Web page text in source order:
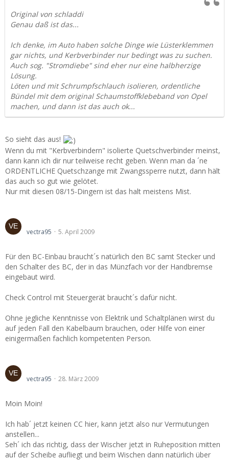
Original von schladdi
Genau daß ist das...
Ich denke, im Auto haben solche Dinge wie Lüsterklemmen
gar nichts, und Kerbverbinder nur bedingt was zu suchen.
Auch sog. "Stromdiebe" sind eher nur eine halbherzige
Lösung.
Löten und mit Schrumpfschlauch isolieren, ordentliche
Bündel mit dem original Schaumstoffklebeband von Opel
machen, und dann ist das auch ok...
So sieht das aus!
Wenn du mit "Kerbverbindern" isolierte Quetschverbinder meinst,
dann kann ich dir nur teilweise recht geben. Wenn man da ´ne
ORDENTLICHE Quetschzange mit Zwangssperre nutzt, dann hält
das auch so gut wie gelötet.
Nur mit diesen 08/15-Dingern ist das halt meistens Mist.
vectra95 5. April 2009
Für den BC-Einbau braucht´s natürlich den BC samt Stecker und
den Schalter des BC, der in das Münzfach vor der Handbremse
eingebaut wird.
Check Control mit Steuergerät braucht´s dafür nicht.
Ohne jegliche Kenntnisse von Elektrik und Schaltplänen wirst du
auf jeden Fall den Kabelbaum brauchen, oder Hilfe von einer
einigermaßen fachlich kompetenten Person.
vectra95 28. März 2009
Moin Moin!
Ich hab´ jetzt keinen CC hier, kann jetzt also nur Vermutungen
anstellen...
Seh´ ich das richtig, dass der Wischer jetzt in Ruheposition mitten
auf der Scheibe aufliegt und beim Wischen dann natürlich über